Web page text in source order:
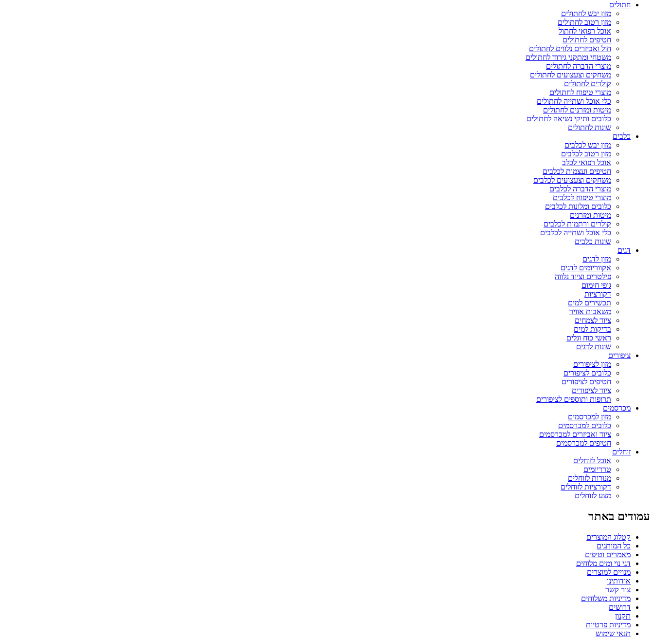
חתולים
מזון יבש לחתולים
מזון רטוב לחתולים
אוכל רפואי לחתול
חטיפים לחתולים
חול ואביזרים נלווים לחתולים
משטחי ומתקני גירוד לחתולים
מוצרי הדברה לחתולים
משחקים וצעצועים לחתולים
קולרים לחתולים
מוצרי טיפוח לחתולים
כלי אוכל ושתייה לחתולים
מיטות ומזרנים לחתולים
כלובים ותיקי נשיאה לחתולים
שונות לחתולים
כלבים
מזון יבש לכלבים
מזון רטוב לכלבים
אוכל רפואי לכלב
חטיפים ועצמות לכלבים
משחקים וצעצועים לכלבים
מוצרי הדברה לכלבים
מוצרי טיפוח לכלבים
כלובים ומלונות לכלבים
מיטות ומזרנים
קולרים ורתמות לכלבים
כלי אוכל ושתייה לכלבים
שונות כלבים
דגים
מזון לדגים
אקווריומים לדגים
פילטרים וציוד נלווה
גופי חימום
דקורציות
תכשירים למים
משאבות אוויר
ציוד לצמחים
בדיקות למים
ראשי כוח וגלים
שונות לדגים
ציפורים
מזון לציפורים
כלובים לציפורים
חטיפים לציפורים
ציוד לציפורים
תרופות ותוספים לציפורים
מכרסמים
מזון למכרסמים
כלובים למכרסמים
ציוד ואביזרים למכרסמים
חטיפים למכרסמים
זוחלים
אוכל לזוחלים
טרריומים
מנורות לזוחלים
דקורציות לזוחלים
מצע לזוחלים
עמודים באתר
קטלוג המוצרים
כל המותגים
מאמרים וטיפים
דגי נוי ומים מלוחים
מנויים למוצרים
אודותינו
צור קשר
מדיניות משלוחים
דרושים
תקנון
מדיניות פרטיות
תנאי שימוש